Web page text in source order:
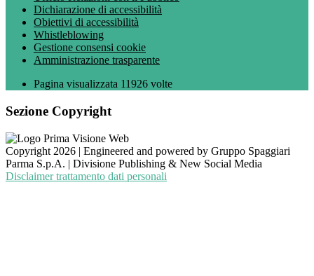
Dichiarazione di accessibilità
Obiettivi di accessibilità
Whistleblowing
Gestione consensi cookie
Amministrazione trasparente
Pagina visualizzata 11926 volte
Sezione Copyright
Copyright 2026 | Engineered and powered by Gruppo Spaggiari
Parma S.p.A. | Divisione Publishing & New Social Media
Disclaimer trattamento dati personali